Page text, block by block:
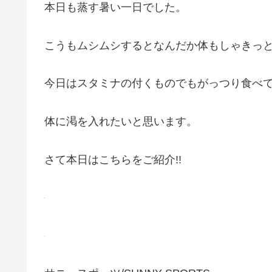
本日も蒸す暑い一日でした。
こうもムシムシするとなんだか体もしゃきっ
今日はスタミナの付くものでもがっつり食べて
体に渇を入れたいと思います。
さて本日はこちらをご紹介!!